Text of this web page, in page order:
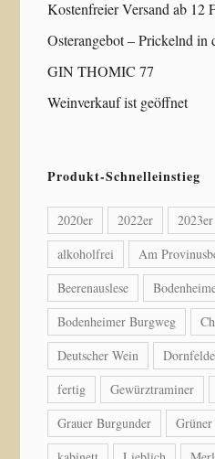
Kostenfreier Versand ab 12
Osterangebot – Prickelnd in
GIN THOMIC 77
Weinverkauf ist geöffnet
Produkt-Schnelleinstieg
2020er 2022er 2023er
alkoholfrei
Am
Beerenauslese
Bodenheimer Burgweg
Deutscher Wein
fertig
Gewürztraminer
Grauer Burgunder